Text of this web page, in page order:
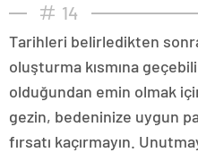
14
Tarihleri belirledikten
oluşturma kısmına
olduğundan emin olmak
gezin, bedeninize uygun
fırsatı kaçırmayın.